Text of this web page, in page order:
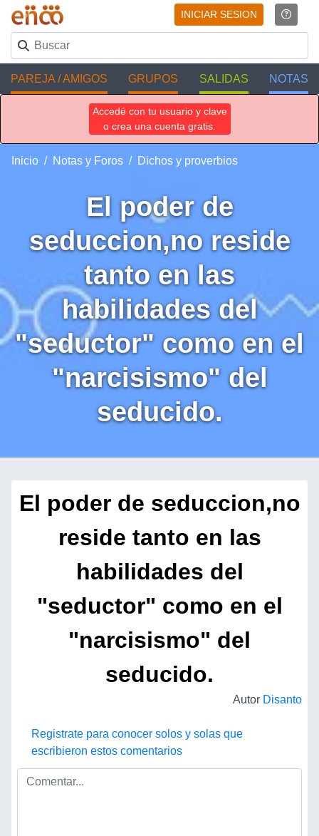
INICIAR SESION
PAREJA / AMIGOS GRUPOS SALIDAS NOTAS
Accedé con tu usuario y clave
o crea una cuenta gratis.
Inicio Notas y Foros Dichos y proverbios
El poder de
seduccion,no reside
tanto en las
habilidades del
"seductor" como en el
"narcisismo" del
seducido.
El poder de seduccion,no
reside tanto en las
habilidades del
"seductor" como en el
"narcisismo" del
seducido.
Autor Disanto
Registrate para conocer solos y solas que
escribieron estos comentarios